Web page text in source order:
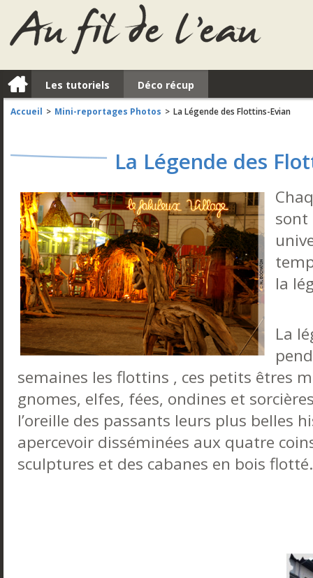
a Les tutoriels Déco récup
Accueil > Mini-reportages Photos > La Légende des Flottins-Evian
La Légende des
sont
la
La
semaines les flottins , ces petits êtres
gnomes, elfes, fées, ondines et
l’oreille des passants leurs plus belles
apercevoir disséminées aux quatre
sculptures et des cabanes en bois flotté.